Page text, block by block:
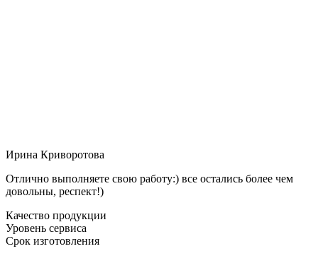
Ирина Криворотова
Отлично выполняете свою работу:) все остались более чем
довольны, респект!)
Качество продукции
Уровень сервиса
Срок изготовления